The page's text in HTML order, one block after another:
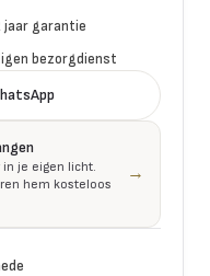
jaar garantie
bezorgdienst
je eigen licht.
hem kosteloos
→